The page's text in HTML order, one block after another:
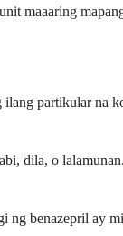
maaaring
partikular na
dila, o
benazepril ay